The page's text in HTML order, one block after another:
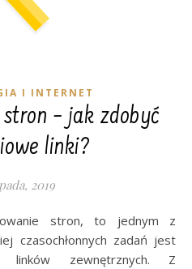
I INTERNET
– jak zdobyć
linki?
2019
czasochłonnych zadań jest
linków zewnętrznych. Z